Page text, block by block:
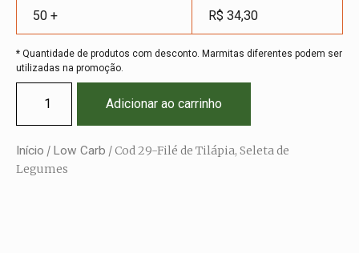
50 + R$ 34,30
* Quantidade de produtos com desconto. Marmitas diferentes podem ser
utilizadas na promoção.
Adicionar ao carrinho
Início / Low Carb / Cod 29-Filé de Tilápia, Seleta de
Legumes